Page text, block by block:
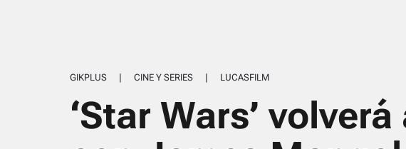
GIKPLUS | CINE Y SERIES | LUCASFILM
‘Star Wars’